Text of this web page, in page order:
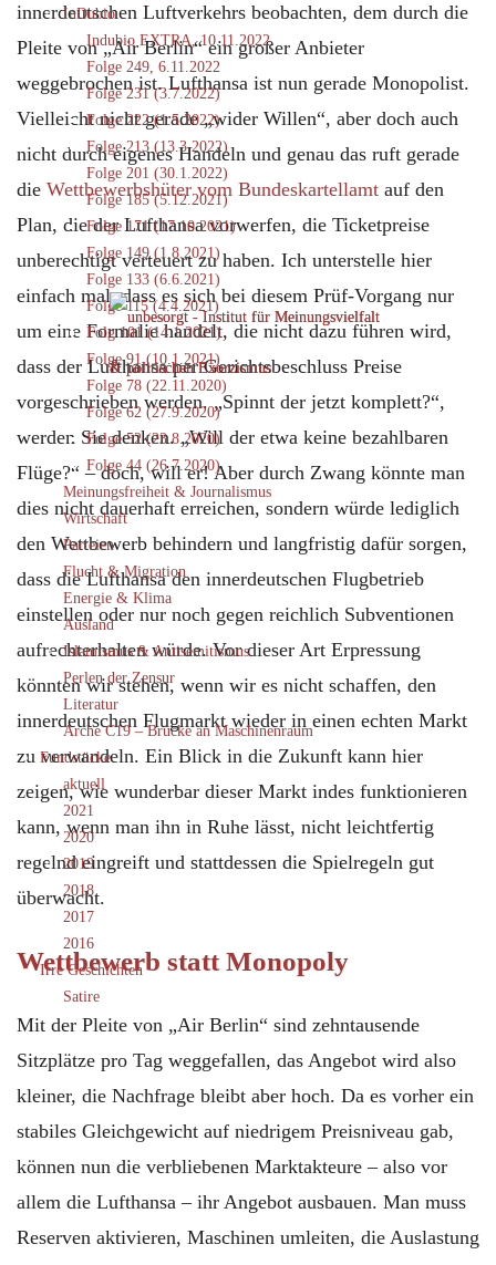
InDubio
Indubio EXTRA, 10.11.2022
Folge 249, 6.11.2022
Folge 231 (3.7.2022)
Folge 222 (1.5.2022)
Folge 213 (13.3.2022)
Folge 201 (30.1.2022)
Folge 185 (5.12.2021)
Folge 171 (17.10.2021)
Folge 149 (1.8.2021)
Folge 133 (6.6.2021)
Folge 115 (4.4.2021)
Folg 101 (14.1.2021)
Folge 91 (10.1.2021)
Folge 78 (22.11.2020)
Folge 62 (27.9.2020)
Folge 52 (23.8.2020)
Folge 44 (26.7.2020)
Meinungsfreiheit & Journalismus
Wirtschaft
Parteien
Flucht & Migration
Energie & Klima
Ausland
Islamismus & Antisemitismus
Perlen der Zensur
Literatur
Arche C19 – Brücke an Maschinenraum
Fundstücke
aktuell
2021
2020
2019
2018
2017
2016
Irre Geschichten
Satire
innerdeutschen Luftverkehrs beobachten, dem durch die
Pleite von „Air Berlin“ ein großer Anbieter
weggebrochen ist. Lufthansa ist nun gerade Monopolist.
Vielleicht nicht gerade „wider Willen“, aber doch auch
nicht durch eigenes Handeln und genau das ruft gerade
die Wettbewerbshüter vom Bundeskartellamt auf den
Plan, die der Lufthansa vorwerfen, die Ticketpreise
unberechtigt verteuert zu haben. Ich unterstelle hier
einfach mal, dass es sich bei diesem Prüf-Vorgang nur
um eine Formalie handelt, die nicht dazu führen wird,
dass der Lufthansa per Gerichtsbeschluss Preise
vorgeschrieben werden. „Spinnt der jetzt komplett?“,
werden Sie denken. „Will der etwa keine bezahlbaren
Flüge?“ – doch, will er! Aber durch Zwang könnte man
dies nicht dauerhaft erreichen, sondern würde lediglich
den Wettbewerb behindern und langfristig dafür sorgen,
dass die Lufthansa den innerdeutschen Flugbetrieb
einstellen oder nur noch gegen reichlich Subventionen
aufrechterhalten würde. Vor dieser Art Erpressung
könnten wir stehen, wenn wir es nicht schaffen, den
innerdeutschen Flugmarkt wieder in einen echten Markt
zu verwandeln. Ein Blick in die Zukunft kann hier
zeigen, wie wunderbar dieser Markt indes funktionieren
kann, wenn man ihn in Ruhe lässt, nicht leichtfertig
regelnd eingreift und stattdessen die Spielregeln gut
überwacht.
Wettbewerb statt Monopoly
Mit der Pleite von „Air Berlin“ sind zehntausende
Sitzplätze pro Tag weggefallen, das Angebot wird also
kleiner, die Nachfrage bleibt aber hoch. Da es vorher ein
stabiles Gleichgewicht auf niedrigem Preisniveau gab,
können nun die verbliebenen Marktakteure – also vor
allem die Lufthansa – ihr Angebot ausbauen. Man muss
Reserven aktivieren, Maschinen umleiten, die Auslastung